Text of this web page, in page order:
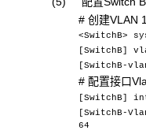
# 创建VLAN
<SwitchB>
[SwitchB]
[SwitchB-
# 配置接口
[SwitchB]
[SwitchB-
64